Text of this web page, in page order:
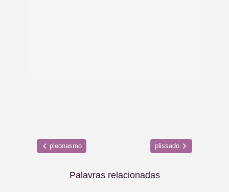
pleonasmo plissado
Palavras relacionadas